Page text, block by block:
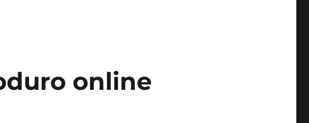
online